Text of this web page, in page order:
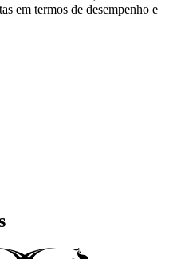
em termos de desempenho e